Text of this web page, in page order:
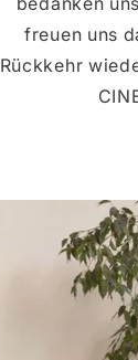
freuen uns
Rückkehr